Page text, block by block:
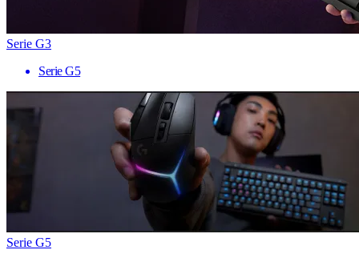
Serie G3
Serie G5
Serie G5